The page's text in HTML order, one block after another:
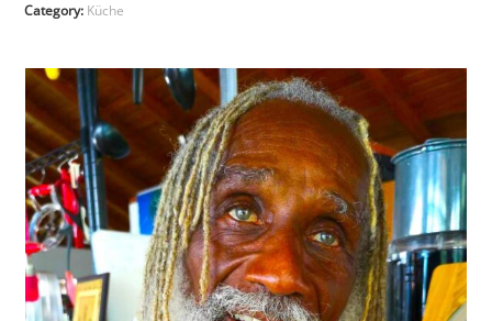
Category: Küche